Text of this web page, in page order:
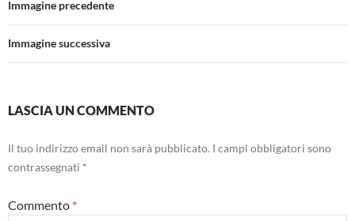
Immagine precedente
Immagine successiva
LASCIA UN COMMENTO
Il tuo indirizzo email non sarà pubblicato. I campi obbligatori sono
contrassegnati *
Commento *